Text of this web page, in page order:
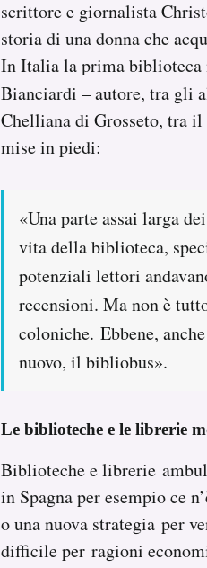
scrittore e giornalista
storia di una donna che
In Italia la prima
Bianciardi – autore, tra gli
Chelliana di Grosseto, tra
mise in piedi:
«Una parte assai larga
vita della biblioteca,
potenziali lettori
recensioni. Ma non è
coloniche. Ebbene,
nuovo, il bibliobus».
Le biblioteche e le librerie
Biblioteche e librerie
in Spagna per esempio ce
o una nuova strategia per
difficile per ragioni